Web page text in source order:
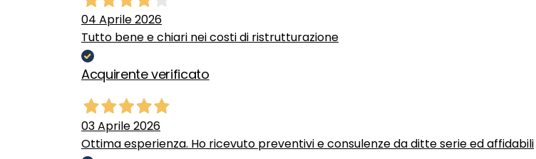
04 Aprile 2026
Tutto bene e chiari nei costi di ristrutturazione
Acquirente verificato
03 Aprile 2026
Ottima esperienza. Ho ricevuto preventivi e consulenze da ditte serie ed affidabili